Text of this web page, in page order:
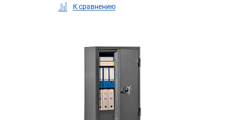
К сравнению